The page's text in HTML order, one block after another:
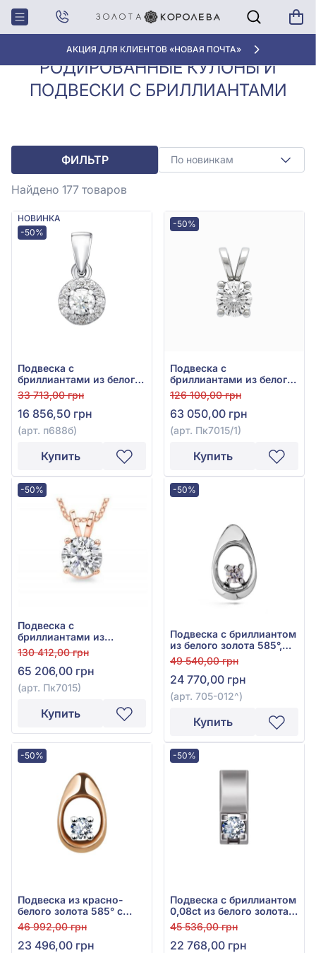
АКЦИЯ ДЛЯ КЛИЕНТОВ «НОВАЯ ПОЧТА»
Главная
Кулоны, Подвески с
бриллиантами
Родированные кулоны и
подвески с бриллиантами
РОДИРОВАННЫЕ КУЛОНЫ И
ПОДВЕСКИ С БРИЛЛИАНТАМИ
ФИЛЬТР По новинкам
Найдено 177 товаров
НОВИНКА
-50%
Подвеска с
бриллиантами из белого
золота 585°, Бриллиант
0,15ct, арт. п688б
33 713,00 грн
16 856,50 грн
(арт. п688б)
Купить
-50%
Подвеска с
бриллиантами из белого
золота 585°, Бриллиант
0,54ct, арт. Пк7015/1
126 100,00 грн
63 050,00 грн
(арт. Пк7015/1)
Купить
-50%
Подвеска с
бриллиантами из
красного золота 585°,
Бриллиант 0,54ct, арт.
Пк7015
130 412,00 грн
65 206,00 грн
(арт. Пк7015)
Купить
-50%
Подвеска с бриллиантом
из белого золота 585°,
0,075ct, арт. 705-012
49 540,00 грн
24 770,00 грн
(арт. 705-012^)
Купить
-50%
Подвеска из красно-
белого золота 585° с
бриллиантом 0,08ct, арт.
705-012
46 992,00 грн
23 496,00 грн
-50%
Подвеска с бриллиантом
0,08ct из белого золота
585°, арт. 705-007
45 536,00 грн
22 768,00 грн